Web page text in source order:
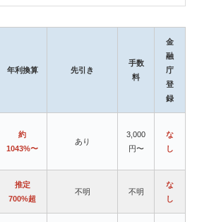
年利換算 先引き
手数
料
金
融
庁
登
録
約
1043%〜
あり
3,000
円〜
な
し
推定
700%超
不明 不明
な
し